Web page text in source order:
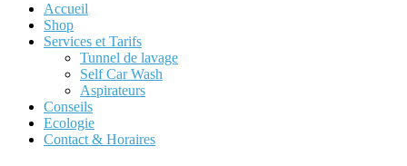
Accueil
Shop
Services et Tarifs
Tunnel de lavage
Self Car Wash
Aspirateurs
Conseils
Ecologie
Contact & Horaires